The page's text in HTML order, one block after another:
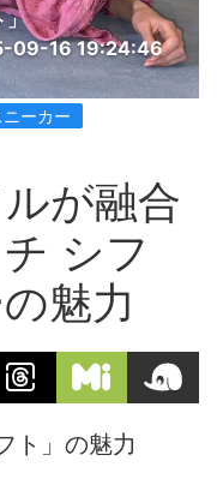
」
09-16 19:24:46
ーカー
が融合
シフ
魅力
ト」の魅力